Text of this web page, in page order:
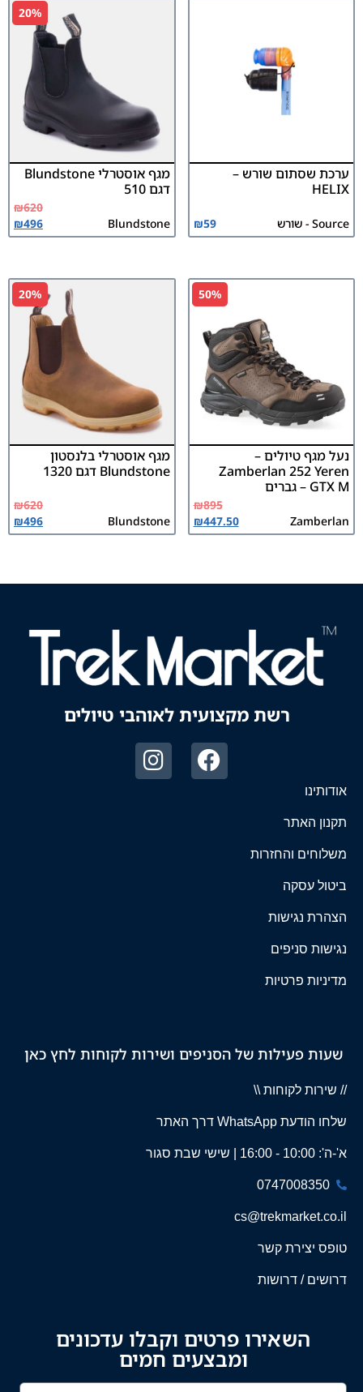
ערכת שסתום שורש –
HELIX
Source - שורש ₪59
20%
מגף אוסטרלי Blundstone
דגם 510
Blundstone
₪620
₪496
50%
נעל מגף טיולים –
Zamberlan 252 Yeren
GTX M – גברים
Zamberlan
₪895
₪447.50
20%
מגף אוסטרלי בלנסטון
Blundstone דגם 1320
Blundstone
₪620
₪496
רשת מקצועית לאוהבי טיולים
אודותינו
תקנון האתר
משלוחים והחזרות
ביטול עסקה
הצהרת נגישות
נגישות סניפים
מדיניות פרטיות
שעות פעילות של הסניפים ושירות לקוחות לחץ כאן
// שירות לקוחות \\
שלחו הודעת WhatsApp דרך האתר
א'-ה': 10:00 - 16:00 | שישי שבת סגור
0747008350
cs@trekmarket.co.il
טופס יצירת קשר
דרושים / דרושות
השאירו פרטים וקבלו עדכונים
ומבצעים חמים